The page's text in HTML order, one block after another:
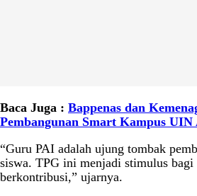
Baca Juga : Bappenas dan
Pembangunan Smart Kampus
“Guru PAI adalah ujung tombak
siswa. TPG ini menjadi stimulus bagi
berkontribusi,” ujarnya.